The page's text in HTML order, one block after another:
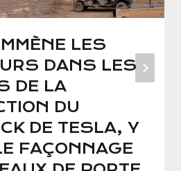
LES
DANS LES
DE LA
DU
DE TESLA, Y
FAÇONNAGE